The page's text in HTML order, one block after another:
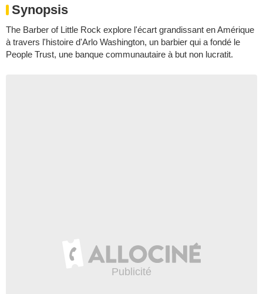
Synopsis
The Barber of Little Rock explore l'écart grandissant en Amérique
à travers l'histoire d'Arlo Washington, un barbier qui a fondé le
People Trust, une banque communautaire à but non lucratit.